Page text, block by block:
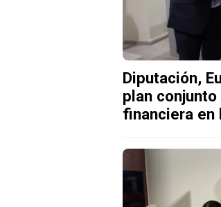
Diputación,
plan
financiera en